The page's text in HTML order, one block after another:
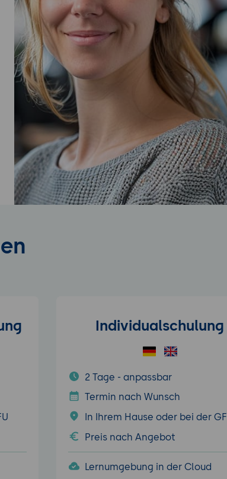
Individualschulung
2 Tage - anpassbar
Termin nach Wunsch
In Ihrem Hause oder bei der
Preis nach Angebot
Lernumgebung in der Cloud